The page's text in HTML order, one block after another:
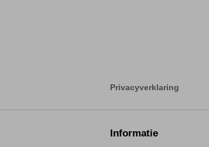
Privacyverklaring
Informatie